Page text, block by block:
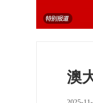
澳